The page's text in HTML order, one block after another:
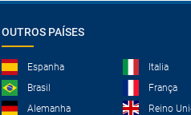
OUTROS PAÍSES
Espanha
Italia
Brasil
França
Alemanha
Reino